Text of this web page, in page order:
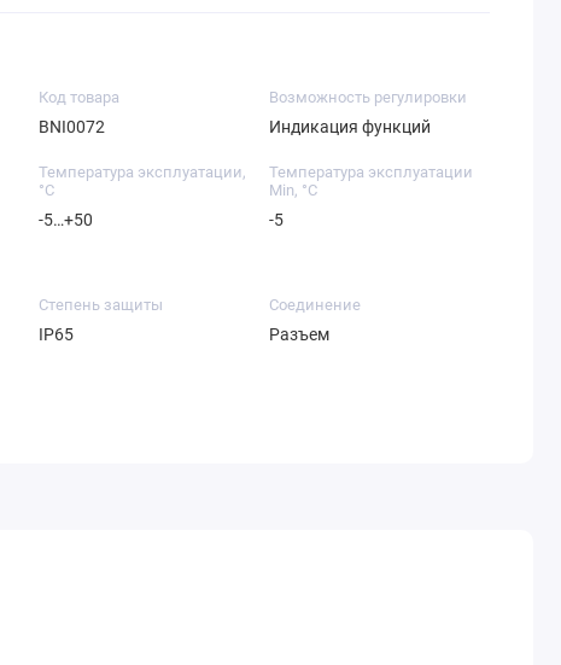
Код товара
BNI0072
Возможность регулировки
Индикация функций
Температура эксплуатации,
°C
-5…+50
Температура эксплуатации
Min, °C
-5
Степень защиты
IP65
Соединение
Разъем